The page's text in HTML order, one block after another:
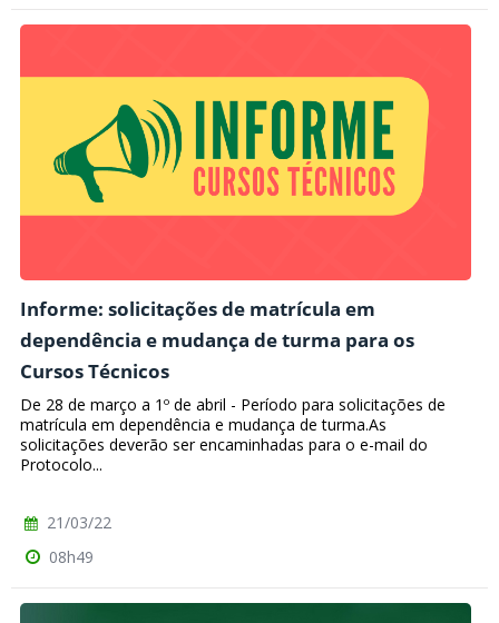
Informe: solicitações de matrícula em
dependência e mudança de turma para os
Cursos Técnicos
De 28 de março a 1º de abril - Período para solicitações de
matrícula em dependência e mudança de turma.As
solicitações deverão ser encaminhadas para o e-mail do
Protocolo...
21/03/22
08h49